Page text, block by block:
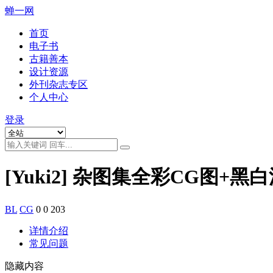
蝉一网
首页
电子书
古籍善本
设计资源
外刊杂志专区
个人中心
登录
[Yuki2] 杂图集全彩CG图+黑
BL CG 0 0 203
详情介绍
常见问题
隐藏内容